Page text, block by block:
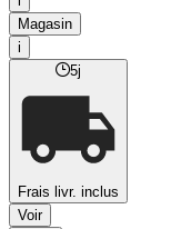
Magasin
i
5j
Frais livr. inclus
Voir